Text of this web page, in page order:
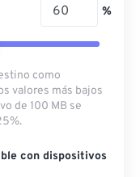
%
como
valores más bajos
de 100 MB se
con dispositivos